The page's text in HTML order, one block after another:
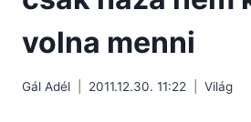
volna menni
Gál Adél 2011.12.30. 11:22 Világ